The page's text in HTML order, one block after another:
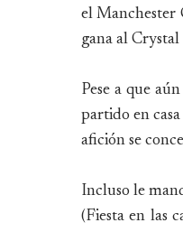
el Manchester
gana al Crystal
Pese a que
partido en
afición se
Incluso le
(Fiesta en las